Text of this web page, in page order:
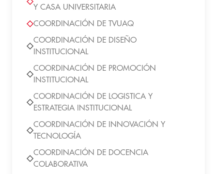
Y CASA UNIVERSITARIA
COORDINACIÓN DE TVUAQ
COORDINACIÓN DE DISEÑO
INSTITUCIONAL
COORDINACIÓN DE PROMOCIÓN
INSTITUCIONAL
COORDINACIÓN DE LOGISTICA Y
ESTRATEGIA INSTITUCIONAL
COORDINACIÓN DE INNOVACIÓN Y
TECNOLOGÍA
COORDINACIÓN DE DOCENCIA
COLABORATIVA